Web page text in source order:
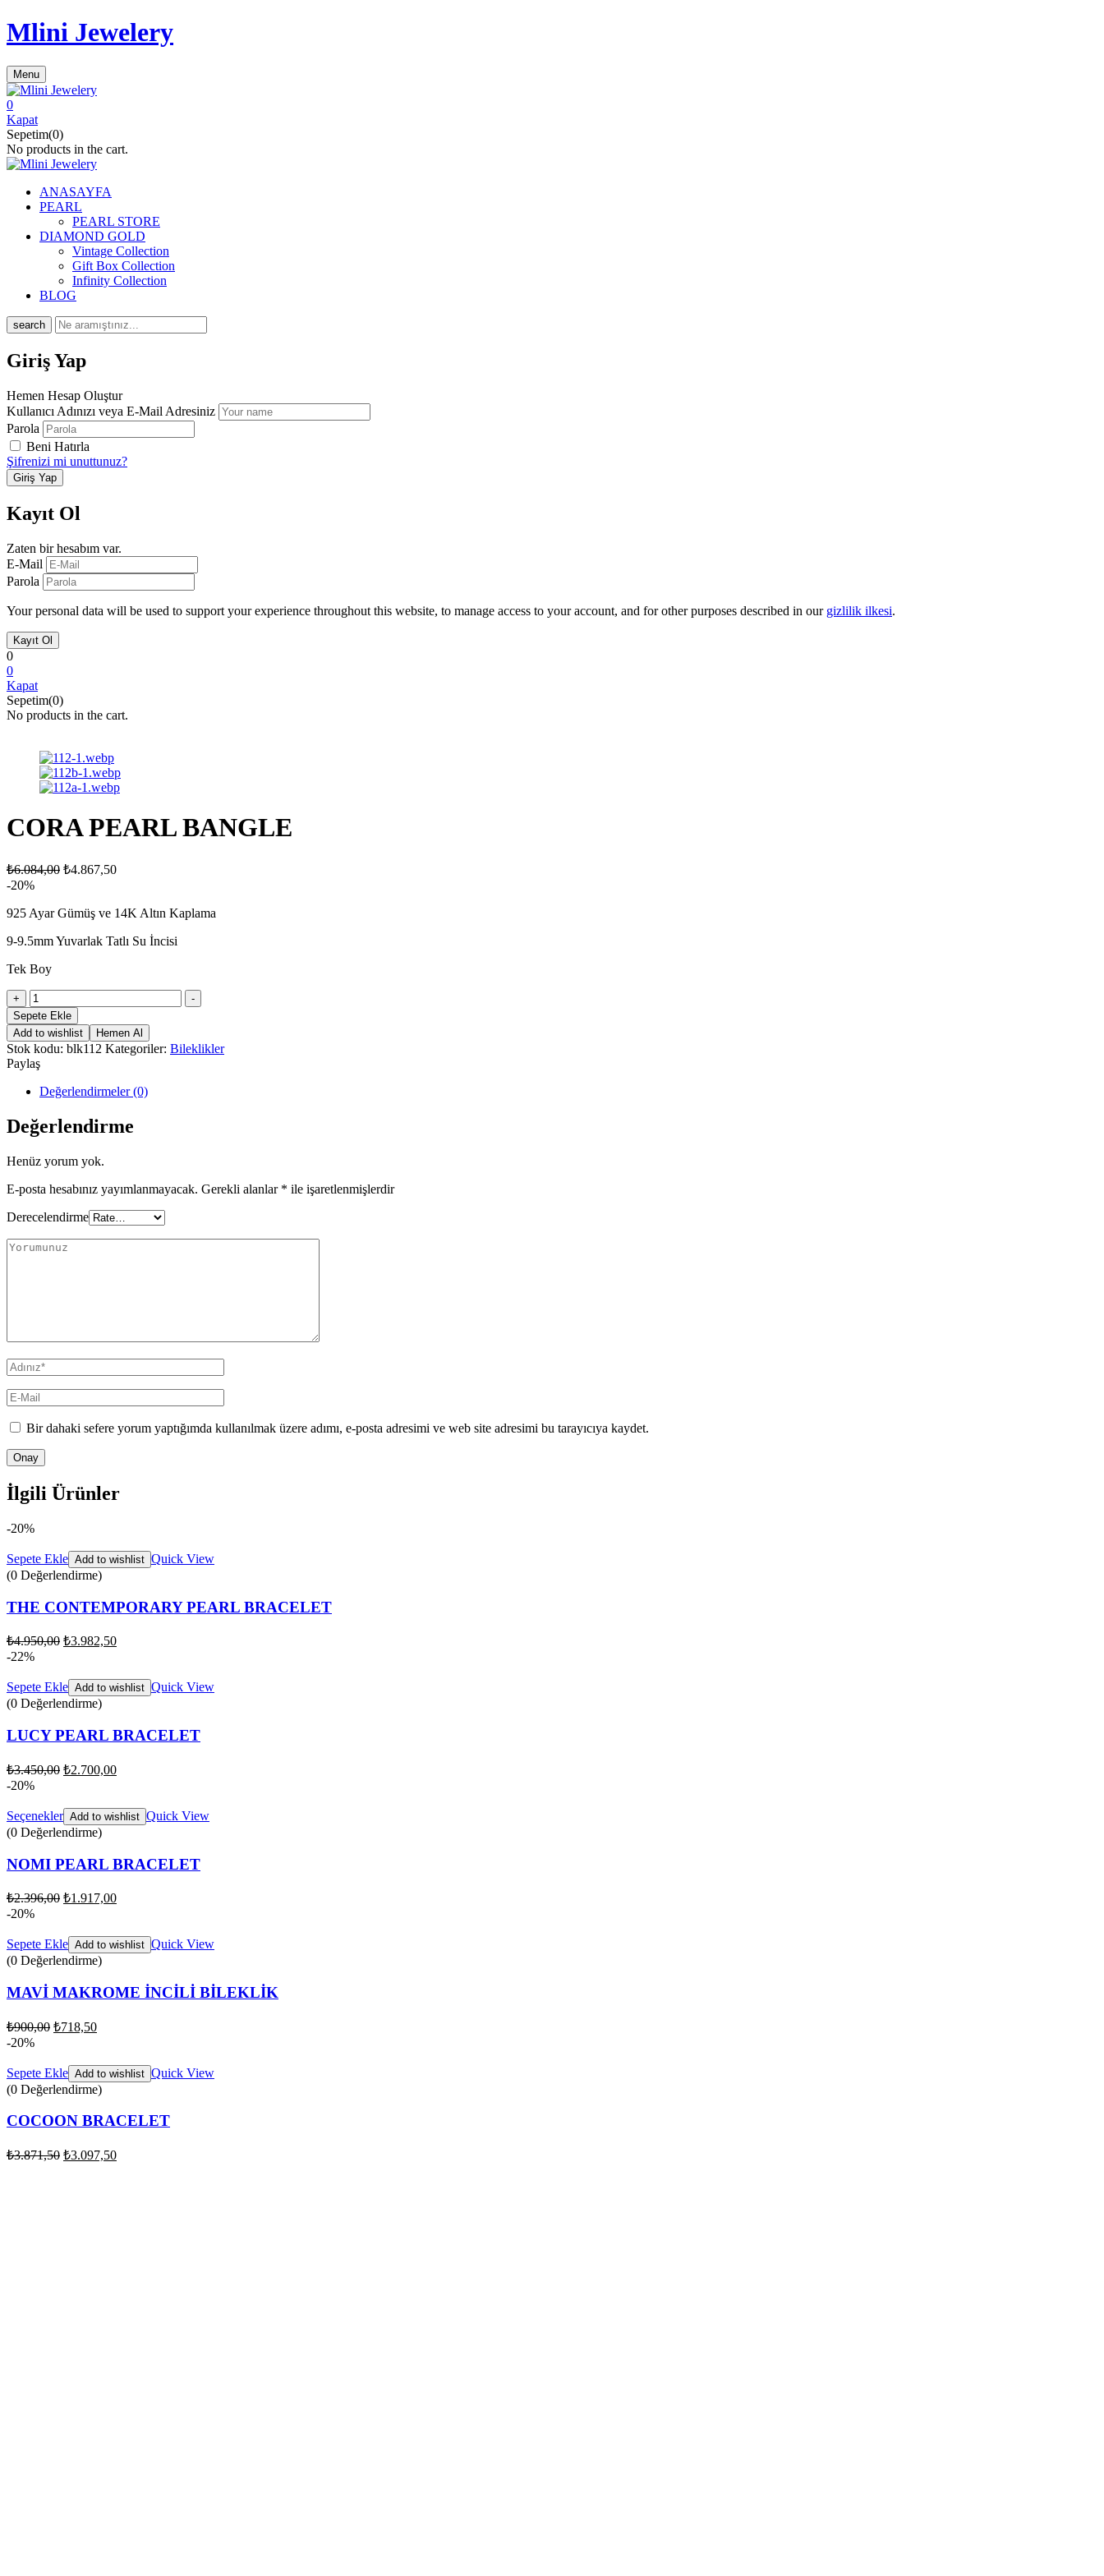
Mlini Jewelery
Menu
0
Kapat
Sepetim(0)
No products in the cart.
ANASAYFA
PEARL
PEARL STORE
DIAMOND GOLD
Vintage Collection
Gift Box Collection
Infinity Collection
BLOG
search
Giriş Yap
Hemen Hesap Oluştur
Kullanıcı Adınızı veya E-Mail Adresiniz
Parola
Beni Hatırla
Şifrenizi mi unuttunuz?
Kayıt Ol
Zaten bir hesabım var.
E-Mail
Parola
Your personal data will be used to support your experience throughout this website, to manage access to your account, and for other purposes described in our gizlilik ilkesi.
0
0
Kapat
Sepetim(0)
No products in the cart.
CORA PEARL BANGLE
₺6.084,00 ₺4.867,50
-20%
925 Ayar Gümüş ve 14K Altın Kaplama
9-9.5mm Yuvarlak Tatlı Su İncisi
Tek Boy
+
CORA
PEARL
BANGLE
adet
-
Sepete Ekle
Add to wishlist
Hemen Al
Stok kodu: blk112 Kategoriler: Bileklikler
Paylaş
Değerlendirmeler (0)
Değerlendirme
Henüz yorum yok.
E-posta hesabınız yayımlanmayacak. Gerekli alanlar * ile işaretlenmişlerdir
Derecelendirme
Bir dahaki sefere yorum yaptığımda kullanılmak üzere adımı, e-posta adresimi ve web site adresimi bu tarayıcıya kaydet.
İlgili Ürünler
-20%
Sepete Ekle Add to wishlist Quick View
(0 Değerlendirme)
THE CONTEMPORARY PEARL BRACELET
₺4.950,00 ₺3.982,50
-22%
Sepete Ekle Add to wishlist Quick View
(0 Değerlendirme)
LUCY PEARL BRACELET
₺3.450,00 ₺2.700,00
-20%
Seçenekler Add to wishlist Quick View
(0 Değerlendirme)
NOMI PEARL BRACELET
₺2.396,00 ₺1.917,00
-20%
Sepete Ekle Add to wishlist Quick View
(0 Değerlendirme)
MAVİ MAKROME İNCİLİ BİLEKLİK
₺900,00 ₺718,50
-20%
Sepete Ekle Add to wishlist Quick View
(0 Değerlendirme)
COCOON BRACELET
₺3.871,50 ₺3.097,50